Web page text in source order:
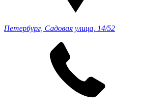
Петербург, Садовая улица, 14/52